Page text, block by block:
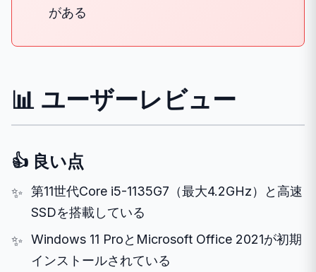
がある
📊 ユーザーレビュー
👍 良い点
第11世代Core i5-1135G7（最大4.2GHz）と高速
SSDを搭載している
Windows 11 ProとMicrosoft Office 2021が初期
インストールされている